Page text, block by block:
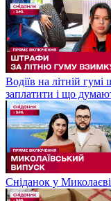
Водіїв на літній
заплатити і що
Сніданок у